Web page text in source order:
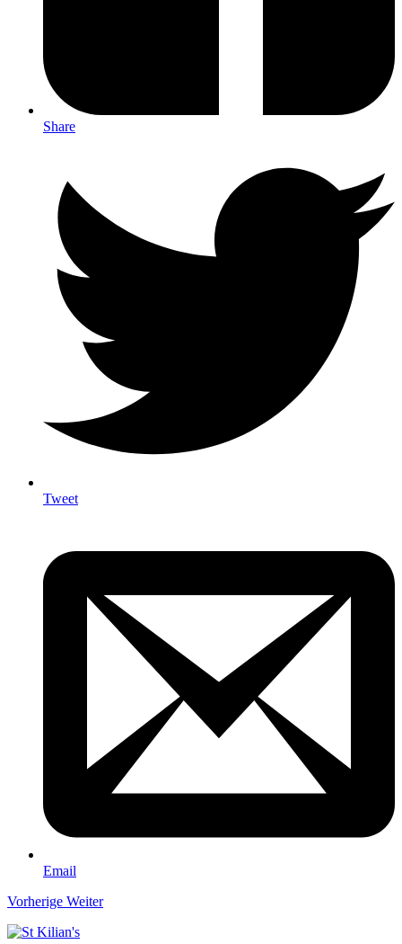
Share
Tweet
Email
Vorherige Weiter